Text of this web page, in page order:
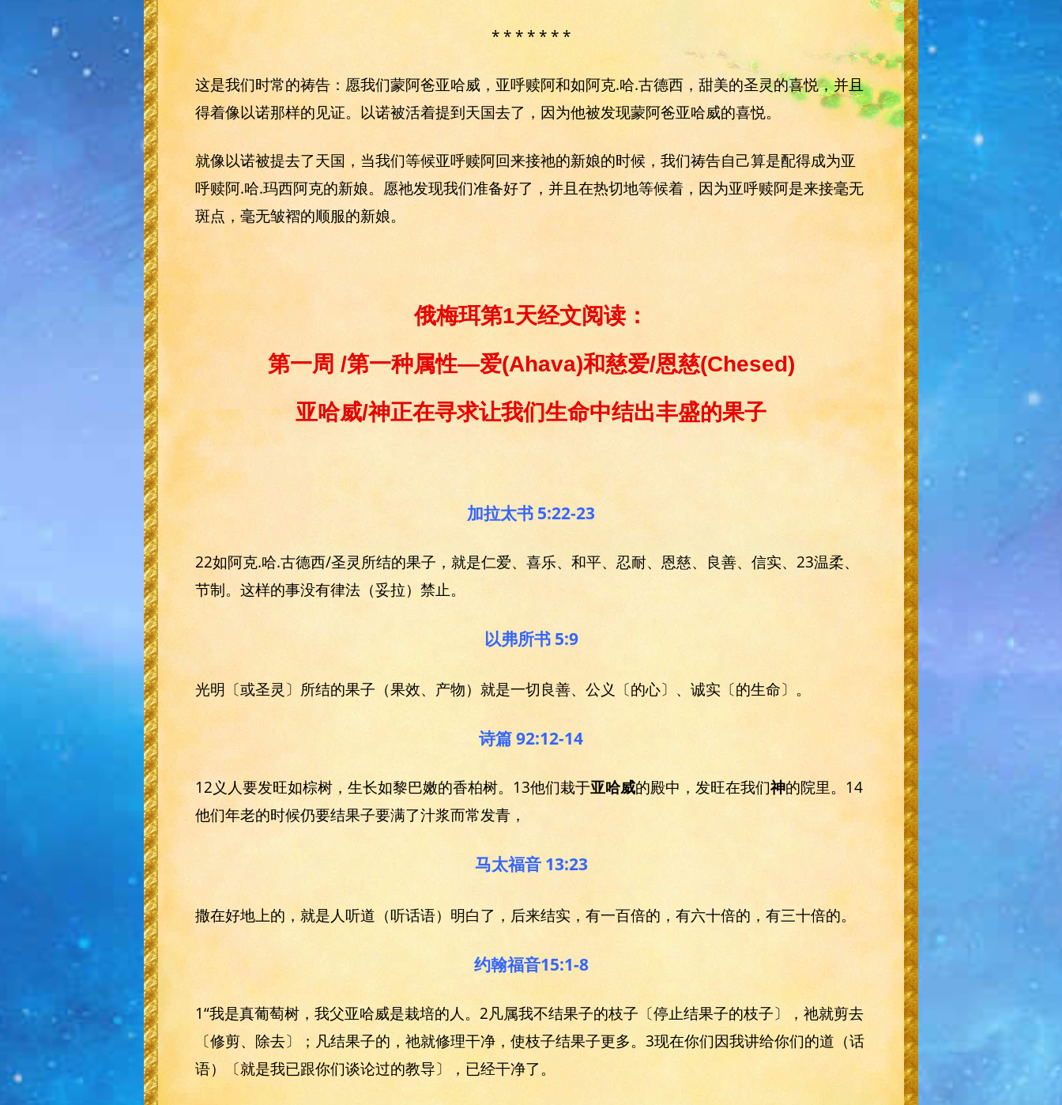
* * * * * * *
这是我们时常的祷告：愿我们蒙阿爸亚哈威，亚呼赎阿和如阿克.哈.古德西，甜美的圣灵的喜悦，并且
得着像以诺那样的见证。以诺被活着提到天国去了，因为他被发现蒙阿爸亚哈威的喜悦。
就像以诺被提去了天国，当我们等候亚呼赎阿回来接祂的新娘的时候，我们祷告自己算是配得成为亚
呼赎阿.哈.玛西阿克的新娘。愿祂发现我们准备好了，并且在热切地等候着，因为亚呼赎阿是来接毫无
斑点，毫无皱褶的顺服的新娘。
俄梅珥第1天经文阅读：
第一周 /第一种属性—爱(Ahava)和慈爱/恩慈(Chesed)
亚哈威/神正在寻求让我们生命中结出丰盛的果子
加拉太书 5:22-23
22如阿克.哈.古德西/圣灵所结的果子，就是仁爱、喜乐、和平、忍耐、恩慈、良善、信实、23温柔、
节制。这样的事没有律法（妥拉）禁止。
以弗所书 5:9
光明〔或圣灵〕所结的果子（果效、产物）就是一切良善、公义〔的心〕、诚实〔的生命〕。
诗篇 92:12-14
12义人要发旺如棕树，生长如黎巴嫩的香柏树。13他们栽于亚哈威的殿中，发旺在我们神的院里。14
他们年老的时候仍要结果子要满了汁浆而常发青，
马太福音 13:23
撒在好地上的，就是人听道（听话语）明白了，后来结实，有一百倍的，有六十倍的，有三十倍的。
约翰福音15:1-8
1“我是真葡萄树，我父亚哈威是栽培的人。2凡属我不结果子的枝子〔停止结果子的枝子〕，祂就剪去
〔修剪、除去〕；凡结果子的，祂就修理干净，使枝子结果子更多。3现在你们因我讲给你们的道（话
语）〔就是我已跟你们谈论过的教导〕，已经干净了。